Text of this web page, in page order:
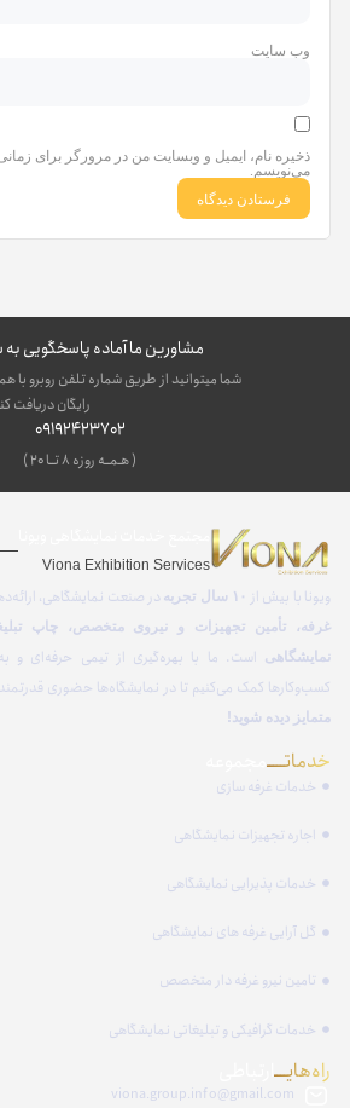
وب‌ سایت
ذخیره نام، ایمیل و وبسایت من در مرورگر برای
می‌نویسم.
مشاورین ما آماده پاسخگویی
شما میتوانید از طریق شماره تلفن روبرو با
رایگان دریافت
09192423702
( هـمــه روزه ۸ تــا ۲۰ )
Viona Exhibition Services
ویونا با بیش از ۱۰ سال تجربه در صنعت نمایشگاهی،
غرفه، تأمین تجهیزات و نیروی متخصص، چاپ
نمایشگاهی است. ما با بهره‌گیری از تیمی حرفه‌ای و
کسب‌وکارها کمک می‌کنیم تا در نمایشگاه‌ها حضوری
متمایز دیده شوید!
خدماتـــــ
خدمات غرفه سازی
اجاره تجهیزات نمایشگاهی
خدمات پذیرایی نمایشگاهی
گل آرایی غرفه های نمایشگاهی
تامین نیرو غرفه دار متخصص
خدمات گرافیکی و تبلیغاتی نمایشگاهی
راه‌هایــــ
viona.group.info@gmail.com